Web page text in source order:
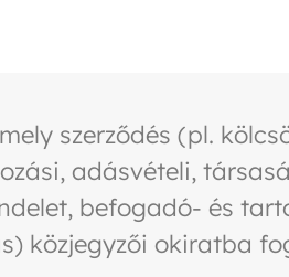
szerződés (pl.
adásvételi,
befogadó- és
közjegyzői okiratba